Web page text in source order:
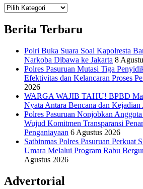
Teknologi
Berita Terbaru
Polri Buka Suara Soal Kapolresta
Narkoba Dibawa ke Jakarta 8
Polres Pasuruan Mutasi Tiga
Efektivitas dan Kelancaran Proses
2026
WARGA WAJIB TAHU! BPBD
Nyata Antara Bencana dan Kejadian
Polres Pasuruan Nonjobkan
Wujud Komitmen Transparansi
Penganiayaan 6 Agustus 2026
Satbinmas Polres Pasuruan Perkuat
Umara Melalui Program Rabu
Agustus 2026
Advertorial